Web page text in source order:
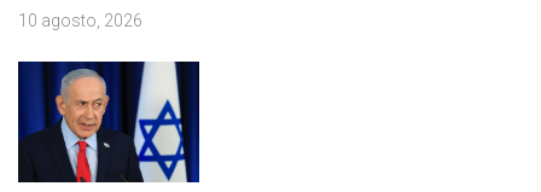
10 agosto, 2026